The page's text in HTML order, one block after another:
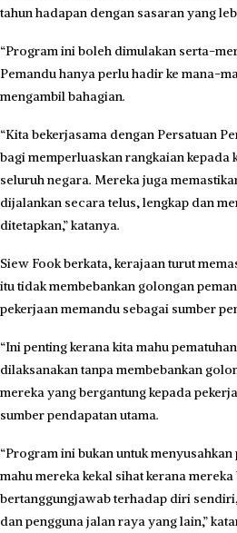
tahun hadapan dengan sasaran yang
“Program ini boleh dimulakan serta-
Pemandu hanya perlu hadir ke mana-
mengambil bahagian.
“Kita bekerjasama dengan Persatuan
bagi memperluaskan rangkaian
seluruh negara. Mereka juga
dijalankan secara telus, lengkap dan
ditetapkan,” katanya.
Siew Fook berkata, kerajaan turut
itu tidak membebankan golongan
pekerjaan memandu sebagai sumber
“Ini penting kerana kita mahu
dilaksanakan tanpa membebankan
mereka yang bergantung kepada
sumber pendapatan utama.
“Program ini bukan untuk
mahu mereka kekal sihat kerana
bertanggungjawab terhadap diri
dan pengguna jalan raya yang lain,”